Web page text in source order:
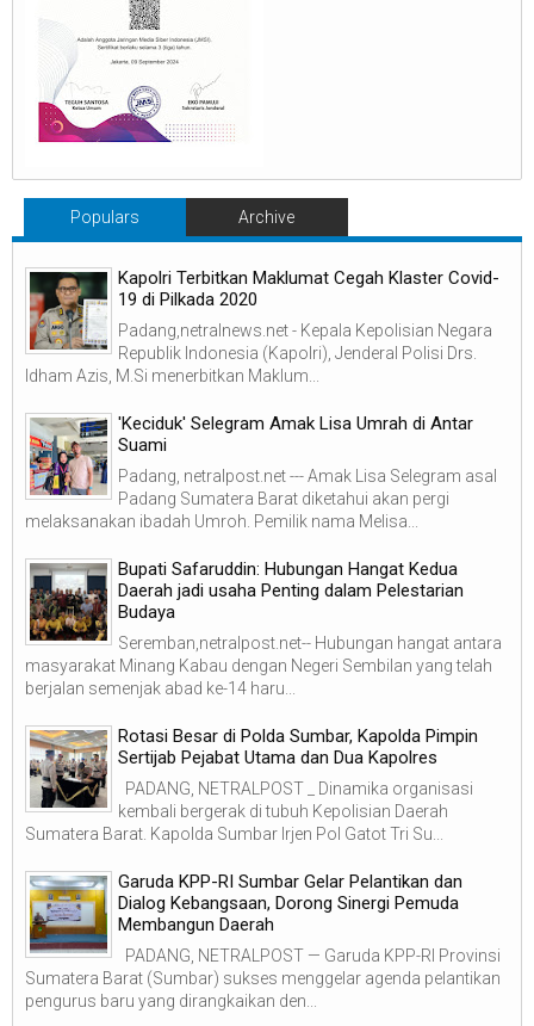
Populars Archive
Kapolri Terbitkan Maklumat Cegah Klaster Covid-
19 di Pilkada 2020
Padang,netralnews.net - Kepala Kepolisian Negara
Republik Indonesia (Kapolri), Jenderal Polisi Drs.
Idham Azis, M.Si menerbitkan Maklum...
'Keciduk' Selegram Amak Lisa Umrah di Antar
Suami
Padang, netralpost.net --- Amak Lisa Selegram asal
Padang Sumatera Barat diketahui akan pergi
melaksanakan ibadah Umroh. Pemilik nama Melisa...
Bupati Safaruddin: Hubungan Hangat Kedua
Daerah jadi usaha Penting dalam Pelestarian
Budaya
Seremban,netralpost.net-- Hubungan hangat antara
masyarakat Minang Kabau dengan Negeri Sembilan yang telah
berjalan semenjak abad ke-14 haru...
Rotasi Besar di Polda Sumbar, Kapolda Pimpin
Sertijab Pejabat Utama dan Dua Kapolres
PADANG, NETRALPOST _ Dinamika organisasi
kembali bergerak di tubuh Kepolisian Daerah
Sumatera Barat. Kapolda Sumbar Irjen Pol Gatot Tri Su...
Garuda KPP-RI Sumbar Gelar Pelantikan dan
Dialog Kebangsaan, Dorong Sinergi Pemuda
Membangun Daerah
PADANG, NETRALPOST — Garuda KPP-RI Provinsi
Sumatera Barat (Sumbar) sukses menggelar agenda pelantikan
pengurus baru yang dirangkaikan den...